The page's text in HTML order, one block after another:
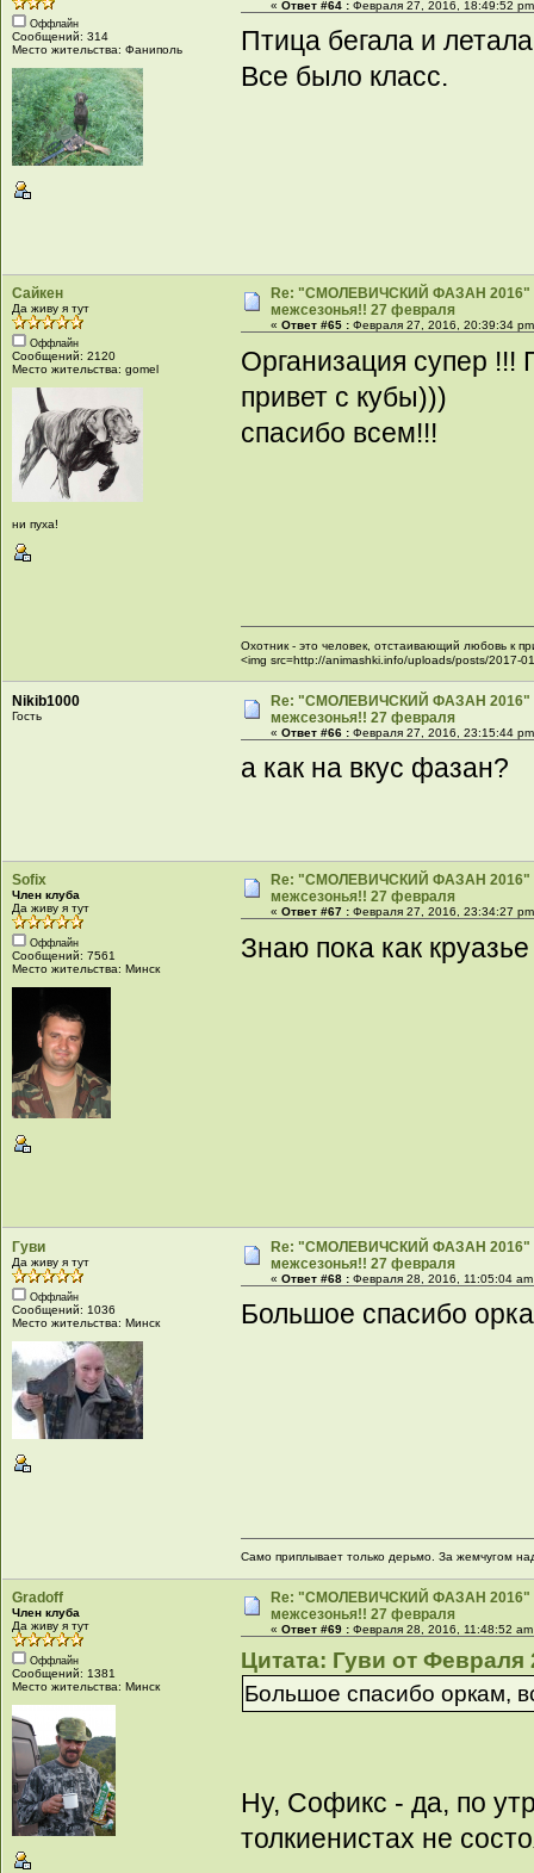
Оффлайн
Сообщений: 314
Место жительства: Фаниполь
«Ответ #64 : Февраля 27, 2016, 18:49:52
Птица бегала и
Все было класс.
Сайкен
Да живу я тут
Оффлайн
Сообщений: 2120
Место жительства: gomel
ни пуха!
Re: "СМОЛЕВИЧСКИЙ ФАЗАН 2016"
межсезонья!! 27 февраля
«Ответ #65 : Февраля 27, 2016, 20:39:34
Организация супер
привет с кубы)))
спасибо всем!!!
Охотник - это человек, отстаивающий любовь к
<img src=http://animashki.info/uploads/posts/2017-
Nikib1000
Гость
Re: "СМОЛЕВИЧСКИЙ ФАЗАН 2016" -
межсезонья!! 27 февраля
«Ответ #66 : Февраля 27, 2016, 23:15:44
а как на вкус фазан?
Sofix
Член клуба
Да живу я тут
Оффлайн
Сообщений: 7561
Место жительства: Минск
Re: "СМОЛЕВИЧСКИЙ ФАЗАН 2016"
межсезонья!! 27 февраля
«Ответ #67 : Февраля 27, 2016, 23:34:27
Знаю пока как
Гуви
Да живу я тут
Оффлайн
Сообщений: 1036
Место жительства: Минск
Re: "СМОЛЕВИЧСКИЙ ФАЗАН 2016" -
межсезонья!! 27 февраля
«Ответ #68 : Февраля 28, 2016, 11:05:04
Большое спасибо
Само приплывает только дерьмо. За жемчугом
Gradoff
Член клуба
Да живу я тут
Оффлайн
Сообщений: 1381
Место жительства: Минск
Re: "СМОЛЕВИЧСКИЙ ФАЗАН 2016"
межсезонья!! 27 февраля
«Ответ #69 : Февраля 28, 2016, 11:48:52
Цитата: Гуви от Февраля
Большое спасибо оркам,
Ну, Софикс - да, по
толкиенистах не